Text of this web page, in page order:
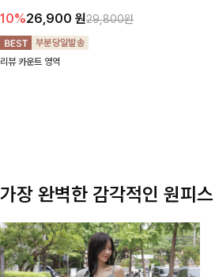
디한 무드로 연출
10%26,900 원29,800원
리뷰 카운트 영역
가장 완벽한 감각적인 원피스